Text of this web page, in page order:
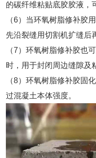
的碳纤维粘贴底胶胶液，
（6）当环氧树脂修补胶
先沿裂缝用切割机扩缝后
（7）环氧树脂修补胶也
时，用于封闭周边缝隙及
（8）环氧树脂修补胶固
过混凝土本体强度。